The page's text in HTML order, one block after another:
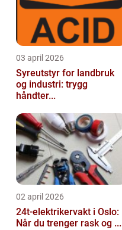
03 april 2026
Syreutstyr for landbruk
og industri: trygg
håndter...
02 april 2026
24t-elektrikervakt i Oslo:
Når du trenger rask og ...